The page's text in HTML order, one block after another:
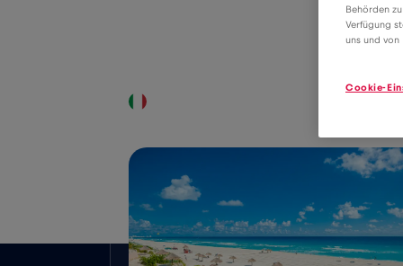
2€/
Behörden
Verfügung
uns und von
Cookie-